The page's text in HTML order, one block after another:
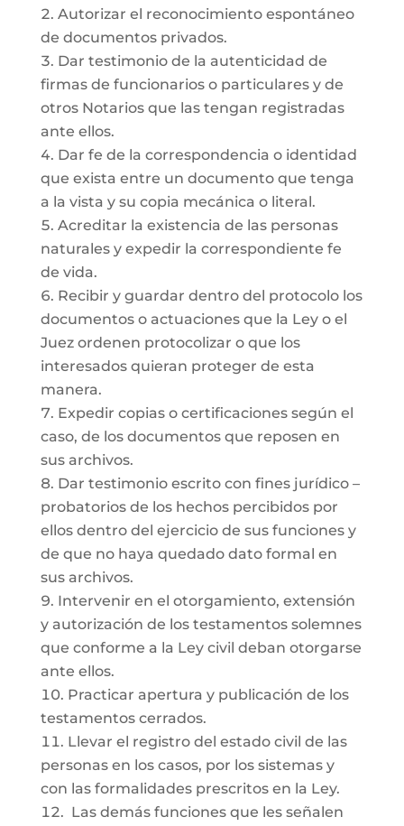
Autorizar el reconocimiento espontáneo
de documentos privados.
Dar testimonio de la autenticidad de
firmas de funcionarios o particulares y de
otros Notarios que las tengan registradas
ante ellos.
Dar fe de la correspondencia o identidad
que exista entre un documento que tenga
a la vista y su copia mecánica o literal.
Acreditar la existencia de las personas
naturales y expedir la correspondiente fe
de vida.
Recibir y guardar dentro del protocolo los
documentos o actuaciones que la Ley o el
Juez ordenen protocolizar o que los
interesados quieran proteger de esta
manera.
Expedir copias o certificaciones según el
caso, de los documentos que reposen en
sus archivos.
Dar testimonio escrito con fines jurídico –
probatorios de los hechos percibidos por
ellos dentro del ejercicio de sus funciones y
de que no haya quedado dato formal en
sus archivos.
Intervenir en el otorgamiento, extensión
y autorización de los testamentos solemnes
que conforme a la Ley civil deban otorgarse
ante ellos.
Practicar apertura y publicación de los
testamentos cerrados.
Llevar el registro del estado civil de las
personas en los casos, por los sistemas y
con las formalidades prescritos en la Ley.
Las demás funciones que les señalen